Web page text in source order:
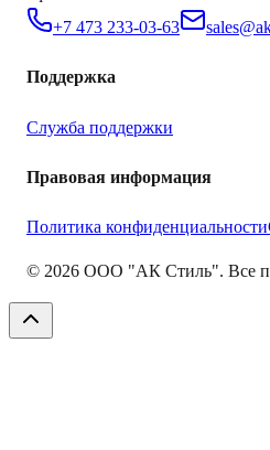
+7 473 233-03-63
Поддержка
Служба поддержки
Правовая информация
Политика конфиденциальности
© 2026 ООО "АК Стиль". Все